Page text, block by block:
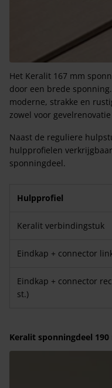
Het Keralit 167 mm
door een brede
moderne, strakke en
zowel voor
Naast de reguliere
hulpprofielen
sponningdeel.
Hulpprofiel
Keralit verbindingstuk
Eindkap + connector
Eindkap + connector
st.)
Keralit sponningdeel 190